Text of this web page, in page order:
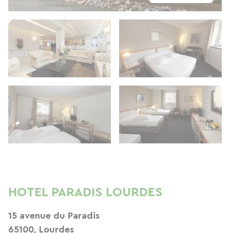
HOTEL PARADIS LOURDES
15 avenue du Paradis
65100, Lourdes